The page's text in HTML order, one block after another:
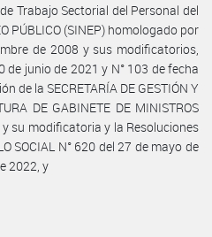
Trabajo Sectorial del Personal del
PÚBLICO (SINEP) homologado por
de 2008 y sus modificatorios,
de junio de 2021 y N° 103 de fecha
de la SECRETARÍA DE GESTIÓN Y
DE GABINETE DE MINISTROS
su modificatoria y la Resoluciones
SOCIAL N° 620 del 27 de mayo de
2022, y